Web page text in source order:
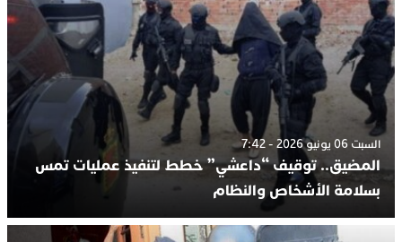
السبت 06 يونيو 2026 - 7:42
المضيق.. توقيف “داعشي” خطط لتنفيذ عمليات تمس
بسلامة الأشخاص والنظام